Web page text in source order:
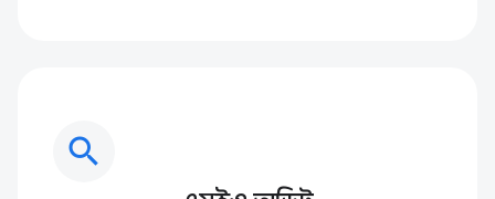
search